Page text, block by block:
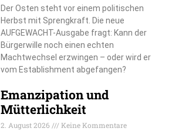
Der Osten steht vor einem politischen
Herbst mit Sprengkraft. Die neue
AUFGEWACHT-Ausgabe fragt: Kann der
Bürgerwille noch einen echten
Machtwechsel erzwingen – oder wird er
vom Establishment abgefangen?
Emanzipation und
Mütterlichkeit
2. August 2026
Keine Kommentare